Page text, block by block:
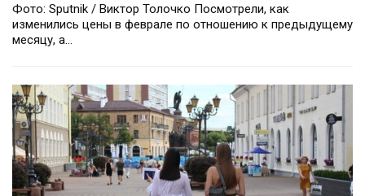
Фото: Sputnik / Виктор Толочко Посмотрели, как
изменились цены в феврале по отношению к предыдущему
месяцу, а…